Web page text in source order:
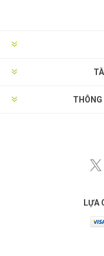
THÔNG
LỰA